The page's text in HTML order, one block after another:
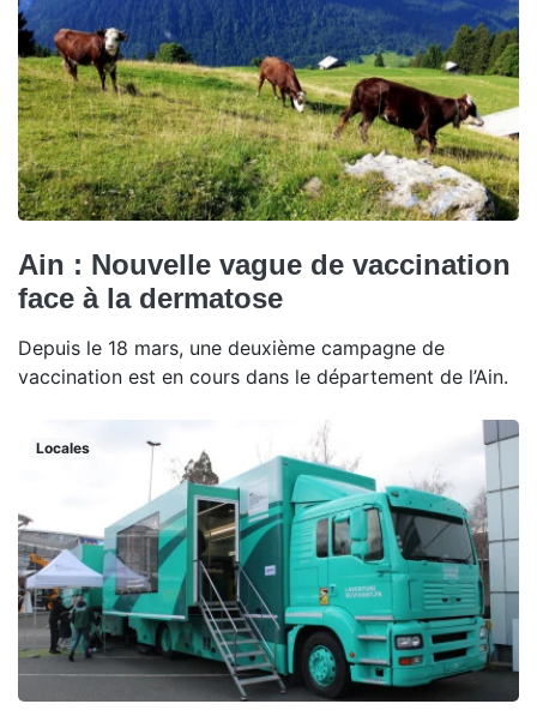
Ain : Nouvelle vague de vaccination
face à la dermatose
Depuis le 18 mars, une deuxième campagne de
vaccination est en cours dans le département de l’Ain.
Locales